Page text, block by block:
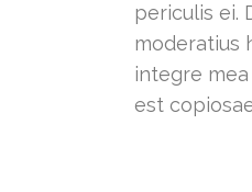
periculis ei.
moderatius
integre
est